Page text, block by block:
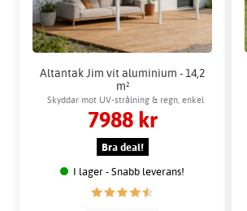
Altantak Jim vit aluminium - 14,2
m²
Skyddar mot UV-strålning & regn, enkel
montering
7988 kr
Bra deal!
I lager - Snabb leverans!